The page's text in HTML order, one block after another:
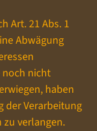
Art. 21 Abs. 1
Abwägung
nicht
haben
der Verarbeitung
zu verlangen.